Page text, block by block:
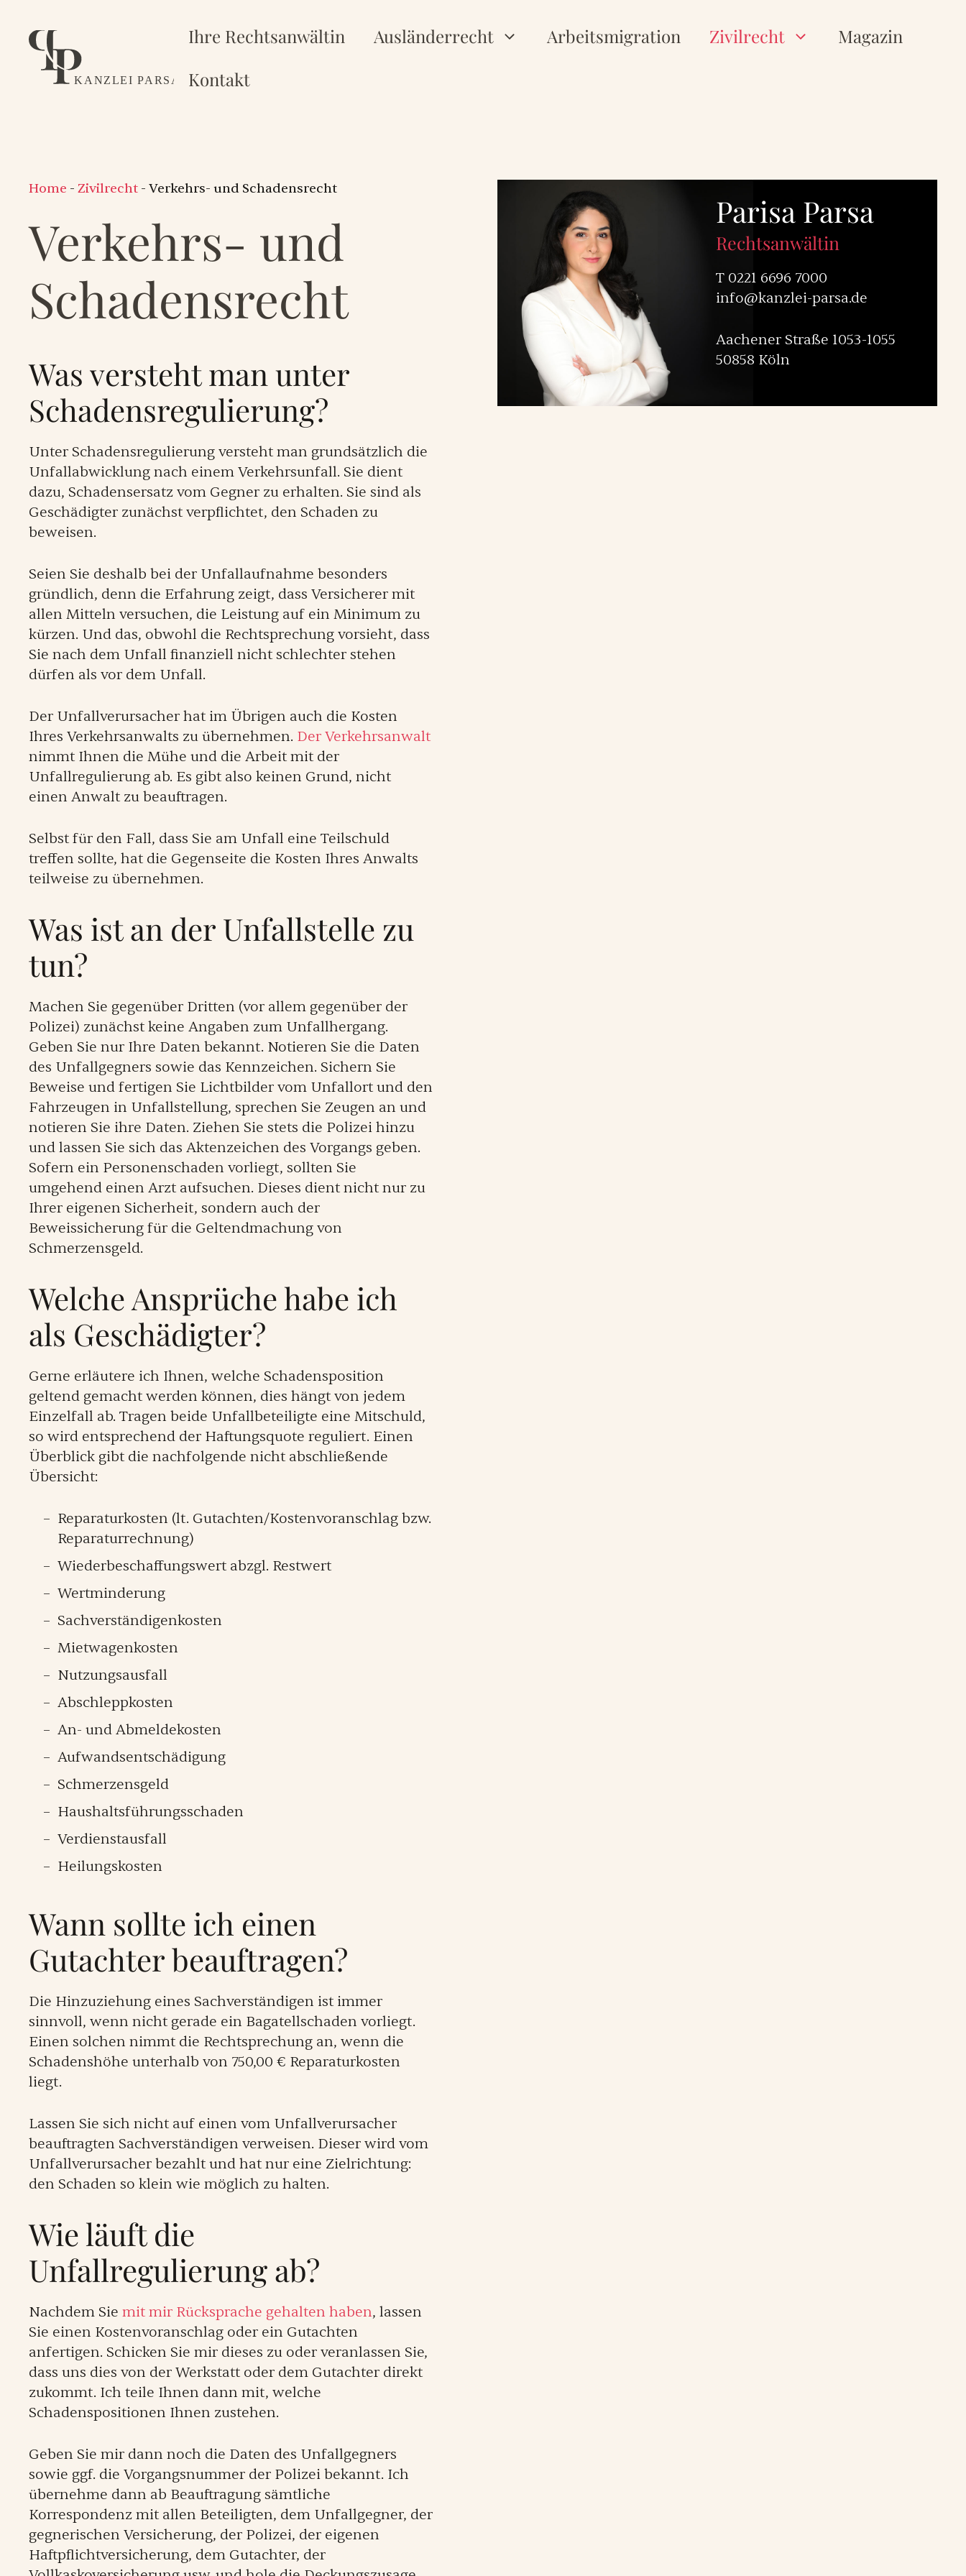
Inhalt
springen
Ihre Rechtsanwältin Ausländerrecht Arbeitsmigration Zivilrecht
Magazin
Kontakt
Home - Zivilrecht - Verkehrs- und Schadensrecht
Verkehrs- und
Schadensrecht
Was versteht man unter
Schadensregulierung?
Unter Schadensregulierung versteht man grundsätzlich die
Unfallabwicklung nach einem Verkehrsunfall. Sie dient
dazu, Schadensersatz vom Gegner zu erhalten. Sie sind als
Geschädigter zunächst verpflichtet, den Schaden zu
beweisen.
Seien Sie deshalb bei der Unfallaufnahme besonders
gründlich, denn die Erfahrung zeigt, dass Versicherer mit
allen Mitteln versuchen, die Leistung auf ein Minimum zu
kürzen. Und das, obwohl die Rechtsprechung vorsieht, dass
Sie nach dem Unfall finanziell nicht schlechter stehen
dürfen als vor dem Unfall.
Der Unfallverursacher hat im Übrigen auch die Kosten
Ihres Verkehrsanwalts zu übernehmen. Der Verkehrsanwalt
nimmt Ihnen die Mühe und die Arbeit mit der
Unfallregulierung ab. Es gibt also keinen Grund, nicht
einen Anwalt zu beauftragen.
Selbst für den Fall, dass Sie am Unfall eine Teilschuld
treffen sollte, hat die Gegenseite die Kosten Ihres Anwalts
teilweise zu übernehmen.
Was ist an der Unfallstelle zu
tun?
Machen Sie gegenüber Dritten (vor allem gegenüber der
Polizei) zunächst keine Angaben zum Unfallhergang.
Geben Sie nur Ihre Daten bekannt. Notieren Sie die Daten
des Unfallgegners sowie das Kennzeichen. Sichern Sie
Beweise und fertigen Sie Lichtbilder vom Unfallort und den
Fahrzeugen in Unfallstellung, sprechen Sie Zeugen an und
notieren Sie ihre Daten. Ziehen Sie stets die Polizei hinzu
und lassen Sie sich das Aktenzeichen des Vorgangs geben.
Sofern ein Personenschaden vorliegt, sollten Sie
umgehend einen Arzt aufsuchen. Dieses dient nicht nur zu
Ihrer eigenen Sicherheit, sondern auch der
Beweissicherung für die Geltendmachung von
Schmerzensgeld.
Welche Ansprüche habe ich
als Geschädigter?
Gerne erläutere ich Ihnen, welche Schadensposition
geltend gemacht werden können, dies hängt von jedem
Einzelfall ab. Tragen beide Unfallbeteiligte eine Mitschuld,
so wird entsprechend der Haftungsquote reguliert. Einen
Überblick gibt die nachfolgende nicht abschließende
Übersicht:
Reparaturkosten (lt. Gutachten/Kostenvoranschlag bzw.
Reparaturrechnung)
Wiederbeschaffungswert abzgl. Restwert
Wertminderung
Sachverständigenkosten
Mietwagenkosten
Nutzungsausfall
Abschleppkosten
An- und Abmeldekosten
Aufwandsentschädigung
Schmerzensgeld
Haushaltsführungsschaden
Verdienstausfall
Heilungskosten
Wann sollte ich einen
Gutachter beauftragen?
Die Hinzuziehung eines Sachverständigen ist immer
sinnvoll, wenn nicht gerade ein Bagatellschaden vorliegt.
Einen solchen nimmt die Rechtsprechung an, wenn die
Schadenshöhe unterhalb von 750,00 € Reparaturkosten
liegt.
Lassen Sie sich nicht auf einen vom Unfallverursacher
beauftragten Sachverständigen verweisen. Dieser wird vom
Unfallverursacher bezahlt und hat nur eine Zielrichtung:
den Schaden so klein wie möglich zu halten.
Wie läuft die
Unfallregulierung ab?
Nachdem Sie mit mir Rücksprache gehalten haben, lassen
Sie einen Kostenvoranschlag oder ein Gutachten
anfertigen. Schicken Sie mir dieses zu oder veranlassen Sie,
dass uns dies von der Werkstatt oder dem Gutachter direkt
zukommt. Ich teile Ihnen dann mit, welche
Schadenspositionen Ihnen zustehen.
Geben Sie mir dann noch die Daten des Unfallgegners
sowie ggf. die Vorgangsnummer der Polizei bekannt. Ich
übernehme dann ab Beauftragung sämtliche
Korrespondenz mit allen Beteiligten, dem Unfallgegner, der
gegnerischen Versicherung, der Polizei, der eigenen
Haftpflichtversicherung, dem Gutachter, der
Parisa Parsa
Rechtsanwältin
T 0221 6696 7000
info@kanzlei-parsa.de
Aachener Straße 1053-1055
50858 Köln